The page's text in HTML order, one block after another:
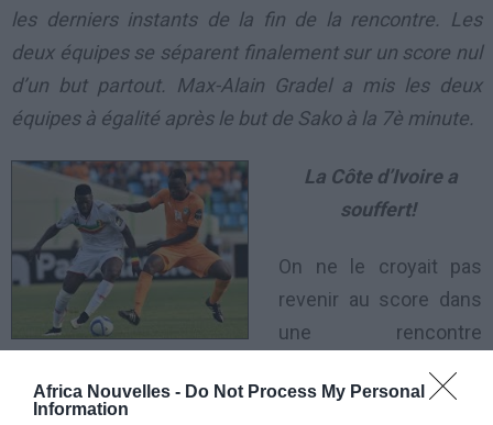
Africa Nouvelles - Do Not Process My Personal
Information
les derniers instants de la fin de la rencontre. Les
deux équipes se séparent finalement sur un score nul
d’un but partout. Max-Alain Gradel a mis les deux
équipes à égalité après le but de Sako à la 7è minute.
La Côte d’Ivoire a
souffert!
On ne le croyait pas
revenir au score dans
une rencontre
Mali ont imposé leur physique et leur solidarité pour